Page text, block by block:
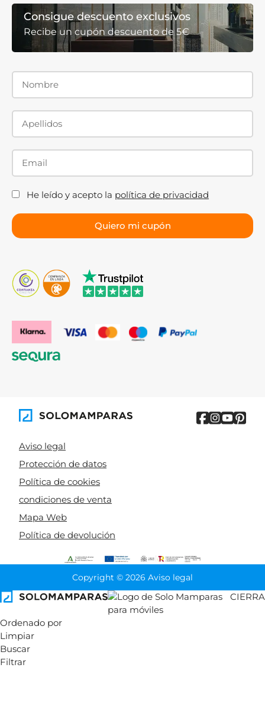
Consigue descuento exclusivos
Recibe un cupón descuento de 5€
He leído y acepto la política de privacidad
Aviso legal
Protección de datos
Política de cookies
condiciones de venta
Mapa Web
Política de devolución
Copyright © 2026 Aviso legal
CIERRA
Ordenado por
Limpiar
Buscar
Filtrar